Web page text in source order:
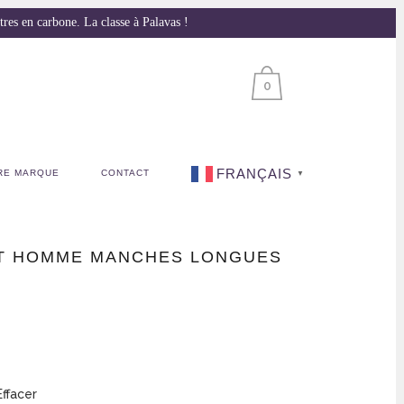
en carbone. La classe à Palavas !
0
MARQUE CONTACT FRANÇAIS ▼
HOMME MANCHES LONGUES